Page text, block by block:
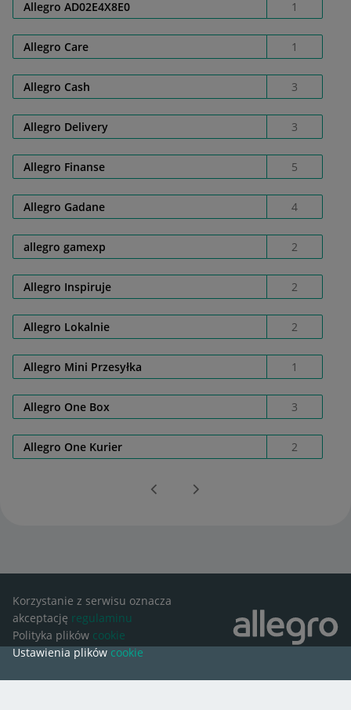
Allegro AD02E4X8E0 1
Allegro Care 1
Allegro Cash 3
Allegro Delivery 3
Allegro Finanse 5
Allegro Gadane 4
allegro gamexp 2
Allegro Inspiruje 2
Allegro Lokalnie 2
Allegro Mini Przesyłka 1
Allegro One Box 3
Allegro One Kurier 2
Korzystanie z serwisu oznacza
akceptację regulaminu
Polityka plików cookie
Ustawienia plików cookie